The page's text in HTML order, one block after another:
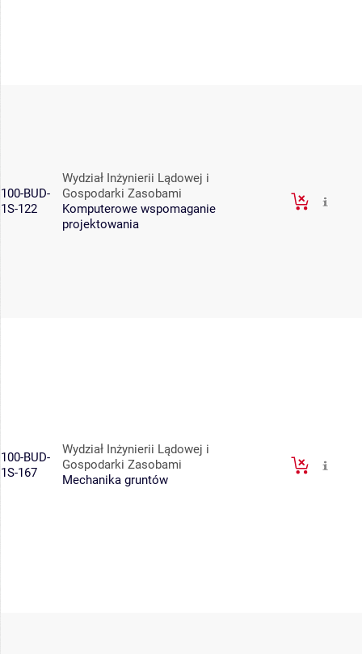
100-BUD-
1S-122
Wydział Inżynierii Lądowej i
Gospodarki Zasobami
Komputerowe wspomaganie
projektowania
100-BUD-
1S-167
Wydział Inżynierii Lądowej i
Gospodarki Zasobami
Mechanika gruntów